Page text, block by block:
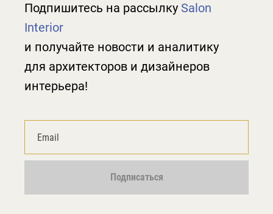
Подпишитесь на рассылку Salon
Interior
и получайте новости и аналитику
для архитекторов и дизайнеров
интерьера!
Подписаться